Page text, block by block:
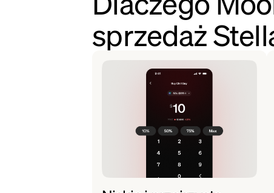
sprzedaż